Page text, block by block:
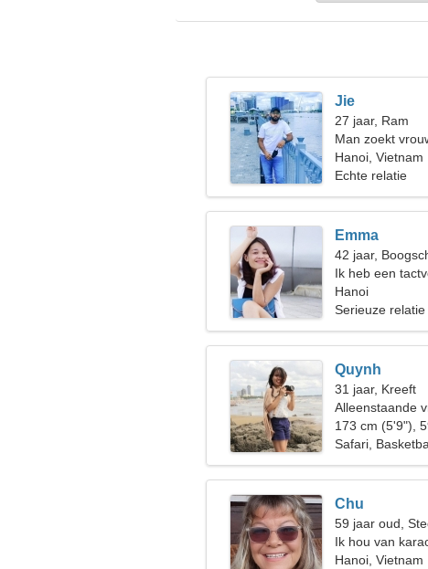
Jie
27 jaar, Ram
Man zoekt
Hanoi, Vietnam
Echte relatie
Emma
42 jaar,
Ik heb een
Hanoi
Serieuze relatie
Quynh
31 jaar, Kreeft
Alleenstaande
173 cm (5'9"),
Safari,
Chu
59 jaar oud,
Ik hou van
Hanoi, Vietnam